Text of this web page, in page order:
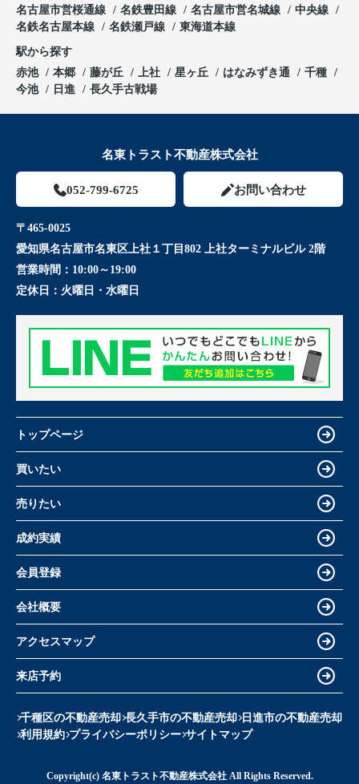
名古屋市営桜通線
名鉄豊田線 名古屋市営名城線
中央線
名鉄名古屋本線
名鉄瀬戸線 東海道本線
駅から探す
赤池
本郷 藤が丘 上社 星ヶ丘 はなみずき通
千種
今池
日進 長久手古戦場
名東トラスト不動産株式会社
052-799-6725 お問い合わせ
〒465-0025
愛知県名古屋市名東区上社１丁目802 上社ターミナルビル 2階
営業時間： 10:00～19:00
定休日： 火曜日・水曜日
トップページ
買いたい
売りたい
成約実績
会員登録
会社概要
アクセスマップ
来店予約
千種区の不動産売却 長久手市の不動産売却 日進市の不動産売却
利用規約 プライバシーポリシー サイトマップ
Copyright(c) 名東トラスト不動産株式会社 All Rights Reserved.